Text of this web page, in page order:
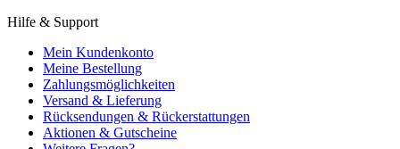
Hilfe & Support
Mein Kundenkonto
Meine Bestellung
Zahlungsmöglichkeiten
Versand & Lieferung
Rücksendungen & Rückerstattungen
Aktionen & Gutscheine